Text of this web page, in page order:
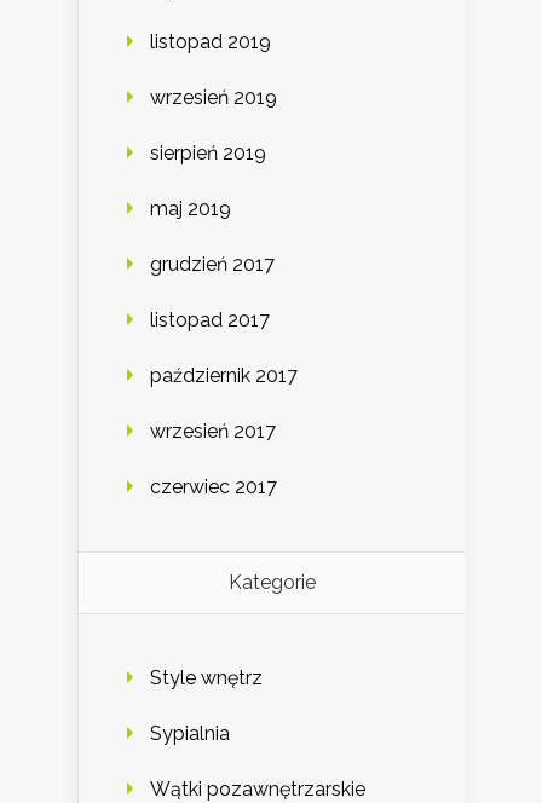
listopad 2019
wrzesień 2019
sierpień 2019
maj 2019
grudzień 2017
listopad 2017
październik 2017
wrzesień 2017
czerwiec 2017
Kategorie
Style wnętrz
Sypialnia
Wątki pozawnętrzarskie